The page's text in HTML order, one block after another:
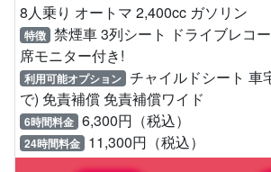
8人乗り オートマ 2,400cc ガソリン
特徴 禁煙車 3列シート ドライブレコ
席モニター付き!
利用可能オプション チャイルドシート 車
で) 免責補償 免責補償ワイド
6時間料金 6,300円（税込）
24時間料金 11,300円（税込）